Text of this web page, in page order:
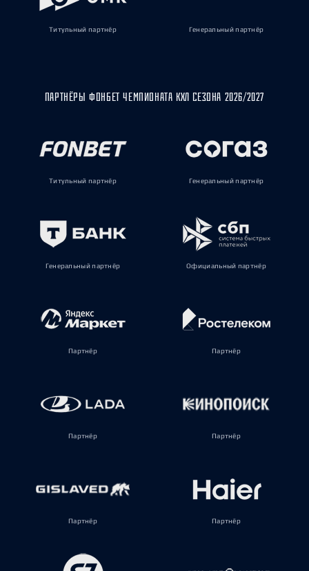
Титульный партнёр Генеральный партнёр
ПАРТНЁРЫ ФОНБЕТ ЧЕМПИОНАТА КХЛ СЕЗОНА 2026/2027
Титульный партнёр Генеральный партнёр
Генеральный партнёр Официальный партнёр
Партнёр Партнёр
Партнёр Партнёр
Партнёр Партнёр